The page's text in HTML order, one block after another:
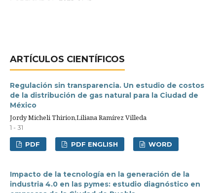
ARTÍCULOS CIENTÍFICOS
Regulación sin transparencia. Un estudio de costos
de la distribución de gas natural para la Ciudad de
México
Jordy Micheli Thirion,Liliana Ramírez Villeda
1 - 31
PDF PDF ENGLISH WORD
Impacto de la tecnología en la generación de la
industria 4.0 en las pymes: estudio diagnóstico en